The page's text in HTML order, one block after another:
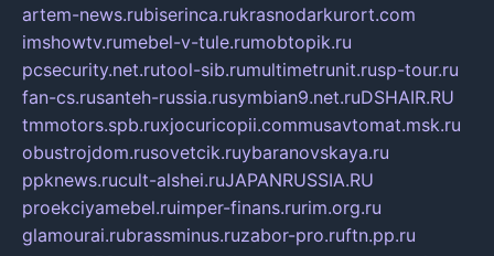
artem-news.rubiserinca.rukrasnodarkurort.com
imshowtv.rumebel-v-tule.rumobtopik.ru
pcsecurity.net.rutool-sib.rumultimetrunit.rusp-tour.ru
fan-cs.rusanteh-russia.rusymbian9.net.ruDSHAIR.RU
tmmotors.spb.ruxjocuricopii.commusavtomat.msk.ru
obustrojdom.rusovetcik.ruybaranovskaya.ru
ppknews.rucult-alshei.ruJAPANRUSSIA.RU
proekciyamebel.ruimper-finans.rurim.org.ru
glamourai.rubrassminus.ruzabor-pro.ruftn.pp.ru